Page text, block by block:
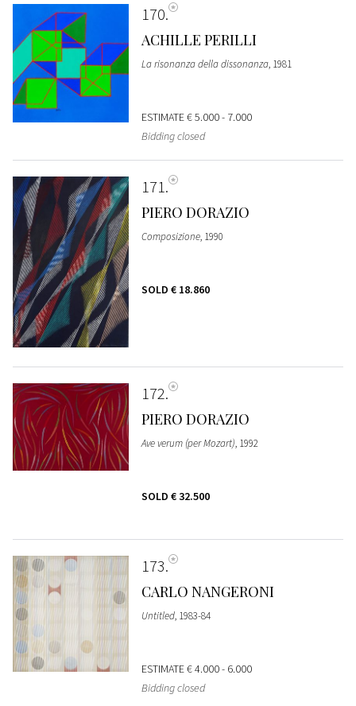
170
ACHILLE PERILLI
La risonanza della dissonanza, 1981
ESTIMATE€ 5.000 - 7.000
Bidding closed
171
PIERO DORAZIO
Composizione, 1990
SOLD € 18.860
172
PIERO DORAZIO
Ave verum (per Mozart), 1992
SOLD € 32.500
173
CARLO NANGERONI
Untitled, 1983-84
ESTIMATE€ 4.000 - 6.000
Bidding closed